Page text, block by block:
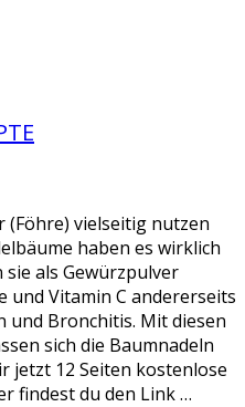
(Föhre) vielseitig nutzen
haben es wirklich
sie als Gewürzpulver
Vitamin C andererseits
und Bronchitis. Mit diesen
sich die Baumnadeln
jetzt 12 Seiten kostenlose
findest du den Link …